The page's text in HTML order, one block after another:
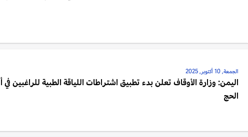
الجمعة, 10 أكتوبر, 2025
اليمن: وزارة الأوقاف تعلن بدء تطبيق اشتراطات اللياقة الطبية للراغبين في
الحج